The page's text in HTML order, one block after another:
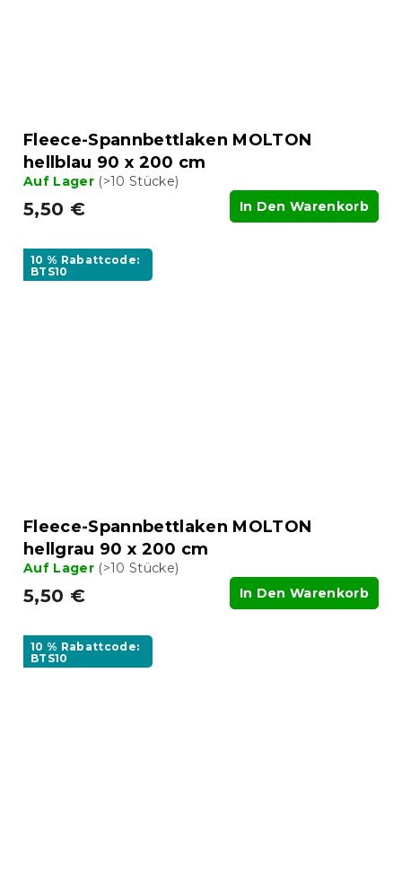
Fleece-Spannbettlaken MOLTON
hellblau 90 x 200 cm
Auf Lager (>10 Stücke)
5,50 € In Den Warenkorb
10 % Rabattcode:
BTS10
Fleece-Spannbettlaken MOLTON
hellgrau 90 x 200 cm
Auf Lager (>10 Stücke)
5,50 € In Den Warenkorb
10 % Rabattcode:
BTS10